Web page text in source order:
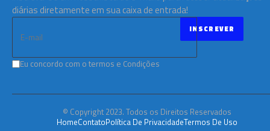
diárias diretamente em sua caixa de entrada!
Eu concordo com o termos e Condições
© Copyright 2023. Todos os Direitos Reservados
HomeContatoPolítica De PrivacidadeTermos De Uso